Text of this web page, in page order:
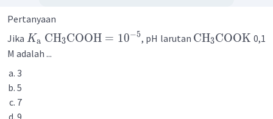
Pertanyaan
Jika Ka CH3COOH = 10−5, pH larutan CH3COOK 0,1
M adalah ...
3
5
7
9